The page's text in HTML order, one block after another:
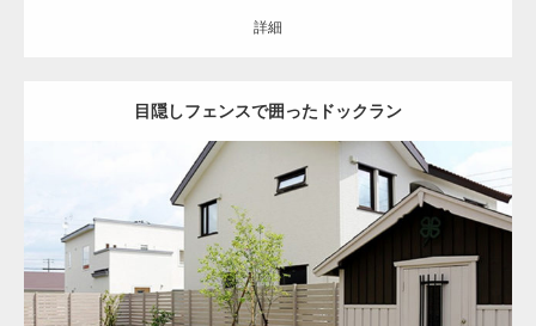
詳細
目隠しフェンスで囲ったドックラン
クローズ レンガ 人工芝 花壇 物置 インターロッキング バ
ーベキュースペース 門扉 フェンス 目隠し 恵庭市 リ・エクステリア